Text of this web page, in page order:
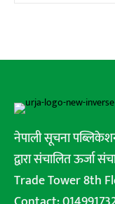
नेपाली सूचना
द्वारा संचालित ऊर्जा
Trade Tower 8th